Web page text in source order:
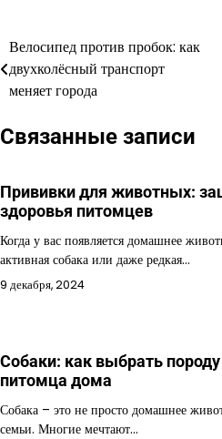
Навигация
по
Велосипед против пробок: как
двухколёсный транспорт
меняет города
Связанные записи
Прививки для животных:
здоровья питомцев
Когда у вас появляется домашнее
активная собака или даже редкая…
9 декабря, 2024
Собаки: как выбрать
питомца дома
Собака – это не просто домашнее
семьи. Многие мечтают…